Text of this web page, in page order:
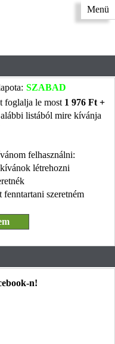
Menü
SZABAD
foglalja le most 1 976 Ft +
listából mire kívánja
felhasználni:
létrehozni
szeretném
n!